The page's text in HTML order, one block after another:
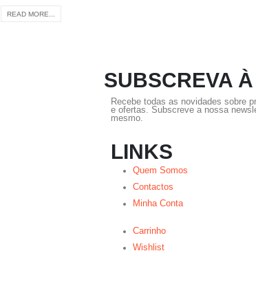
READ MORE...
SUBSCREVA
Recebe todas as novidades sobre
e ofertas. Subscreve a nossa
mesmo.
LINKS
Quem Somos
Contactos
Minha Conta
Carrinho
Wishlist